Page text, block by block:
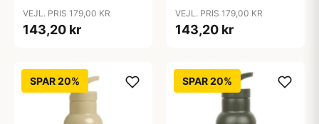
VEJL. PRIS 179,00 KR
143,20 kr
VEJL. PRIS 179,00 KR
143,20 kr
SPAR 20% SPAR 20%